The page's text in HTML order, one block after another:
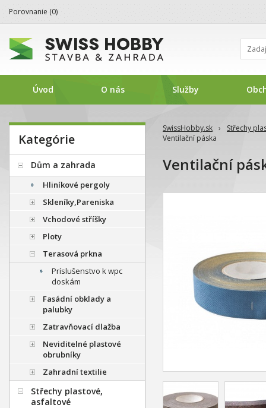
SwissHobby.sk ›
Střechy
Ventilační páska
Ventilační
Kategórie
Dům a zahrada
Hliníkové pergoly
Skleníky,Pareniska
Vchodové stříšky
Ploty
Terasová prkna
Príslušenstvo k wpc
doskám
Fasádní obklady a
palubky
Zatravňovací dlažba
Neviditelné plastové
obrubníky
Zahradní textilie
Střechy plastové,
asfaltové
Porovnanie (0)
Úvod O nás Služby